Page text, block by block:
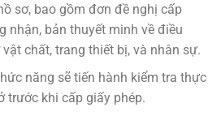
sơ, bao gồm đơn đề nghị cấp
nhận, bản thuyết minh về điều
vật chất, trang thiết bị, và nhân sự.
năng sẽ tiến hành kiểm tra thực
trước khi cấp giấy phép.